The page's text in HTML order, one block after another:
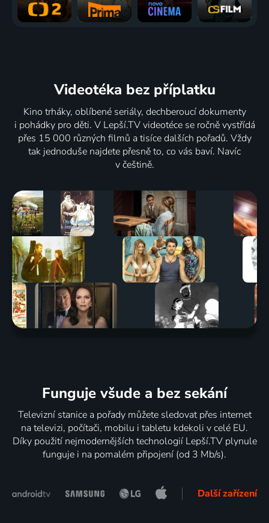
Videotéka bez příplatku
Kino trháky, oblíbené seriály, dechberoucí dokumenty
i pohádky pro děti. V Lepší.TV videotéce se ročně vystřídá
přes 15 000 různých filmů a tisíce dalších pořadů. Vždy
tak jednoduše najdete přesně to, co vás baví. Navíc
v češtině.
Funguje všude a bez sekání
Televizní stanice a pořady můžete sledovat přes internet
na televizi, počítači, mobilu i tabletu kdekoli v celé EU.
Díky použití nejmodernějších technologií Lepší.TV plynule
funguje i na pomalém připojení (od 3 Mb/s).
Další zařízení